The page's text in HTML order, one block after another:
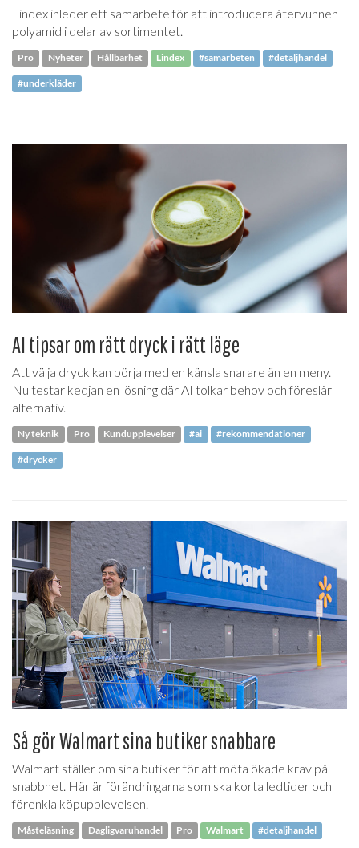
Lindex inleder ett samarbete för att introducera återvunnen
polyamid i delar av sortimentet.
Pro Nyheter Hållbarhet Lindex #samarbeten #detaljhandel
#underkläder
AI tipsar om rätt dryck i rätt läge
Att välja dryck kan börja med en känsla snarare än en meny.
Nu testar kedjan en lösning där AI tolkar behov och föreslår
alternativ.
Ny teknik Pro Kundupplevelser #ai #rekommendationer
#drycker
Så gör Walmart sina butiker snabbare
Walmart ställer om sina butiker för att möta ökade krav på
snabbhet. Här är förändringarna som ska korta ledtider och
förenkla köpupplevelsen.
Måsteläsning Dagligvaruhandel Pro Walmart #detaljhandel